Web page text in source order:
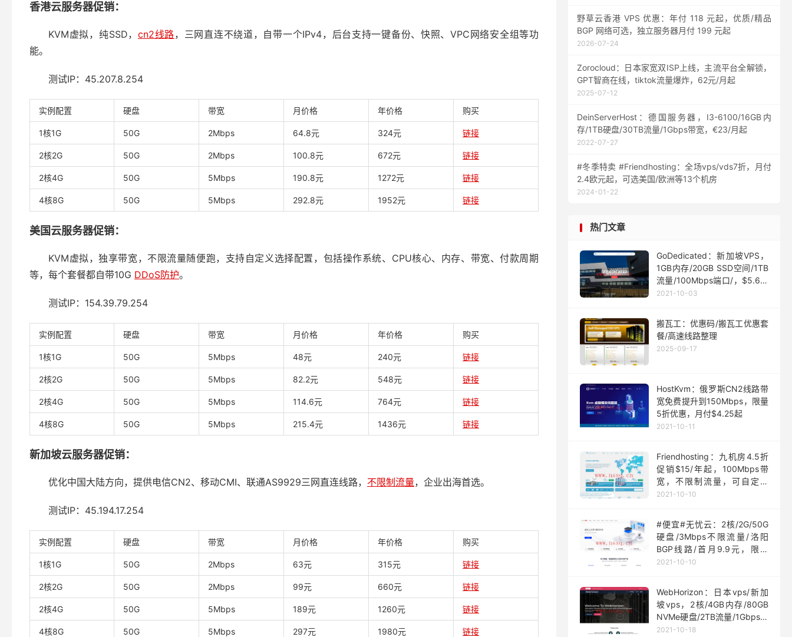
香港云服务器促销：
KVM虚拟，纯SSD， cn2线路，三网直连不绕道，自带一个IPv4，后台支持一键备份、快照、VPC网络安全组等功
能。
测试IP：45.207.8.254
实例配置 硬盘 带宽 月价格 年价格 购买
1核1G 50G 2Mbps 64.8元 324元 链接
2核2G 50G 2Mbps 100.8元 672元 链接
2核4G 50G 5Mbps 190.8元 1272元 链接
4核8G 50G 5Mbps 292.8元 1952元 链接
美国云服务器促销：
KVM虚拟，独享带宽，不限流量随便跑，支持自定义选择配置，包括操作系统、CPU核心、内存、带宽、付款周期
等，每个套餐都自带10G DDoS防护。
测试IP：154.39.79.254
实例配置 硬盘 带宽 月价格 年价格 购买
1核1G 50G 5Mbps 48元 240元 链接
2核2G 50G 5Mbps 82.2元 548元 链接
2核4G 50G 5Mbps 114.6元 764元 链接
4核8G 50G 5Mbps 215.4元 1436元 链接
新加坡云服务器促销：
优化中国大陆方向，提供电信CN2、移动CMI、联通AS9929三网直连线路， 不限制流量，企业出海首选。
测试IP：45.194.17.254
实例配置 硬盘 带宽 月价格 年价格 购买
1核1G 50G 2Mbps 63元 315元 链接
2核2G 50G 2Mbps 99元 660元 链接
2核4G 50G 5Mbps 189元 1260元 链接
4核8G 50G 5Mbps 297元 1980元 链接
野草云香港 VPS 优惠：年付 118 元起，优质/精品
BGP 网络可选，独立服务器月付 199 元起
2026-07-24
Zorocloud：日本家宽双ISP上线，主流平台全解锁，
GPT智商在线，tiktok流量爆炸，62元/月起
2025-07-12
DeinServerHost：德国服务器，I3-6100/16GB内
存/1TB硬盘/30TB流量/1Gbps带宽，€23/月起
2022-07-27
#冬季特卖 #Friendhosting：全场vps/vds7折，月付
2.4欧元起，可选美国/欧洲等13个机房
2024-01-22
热门文章
GoDedicated：新加坡VPS，
1GB内存/20GB SSD空间/1TB
流量/100Mbps端口/，$5.63/
月起
2021-10-03
搬瓦工：优惠码/搬瓦工优惠套
餐/高速线路整理
2025-09-17
HostKvm：俄罗斯CN2线路带
宽免费提升到150Mbps，限量
5折优惠，月付$4.25起
2021-10-11
Friendhosting：九机房4.5折
促销$15/年起，100Mbps带
宽，不限制流量，可自定义
ISO
2021-10-10
#便宜#无忧云：2核/2G/50G
硬盘/3Mbps不限流量/洛阳
BGP线路/首月9.9元，限量
200台
2021-10-10
WebHorizon：日本vps/新加
坡vps，2核/4GB内存/80GB
NVMe硬盘/2TB流量/1Gbps端
口，$5/月起
2021-10-18